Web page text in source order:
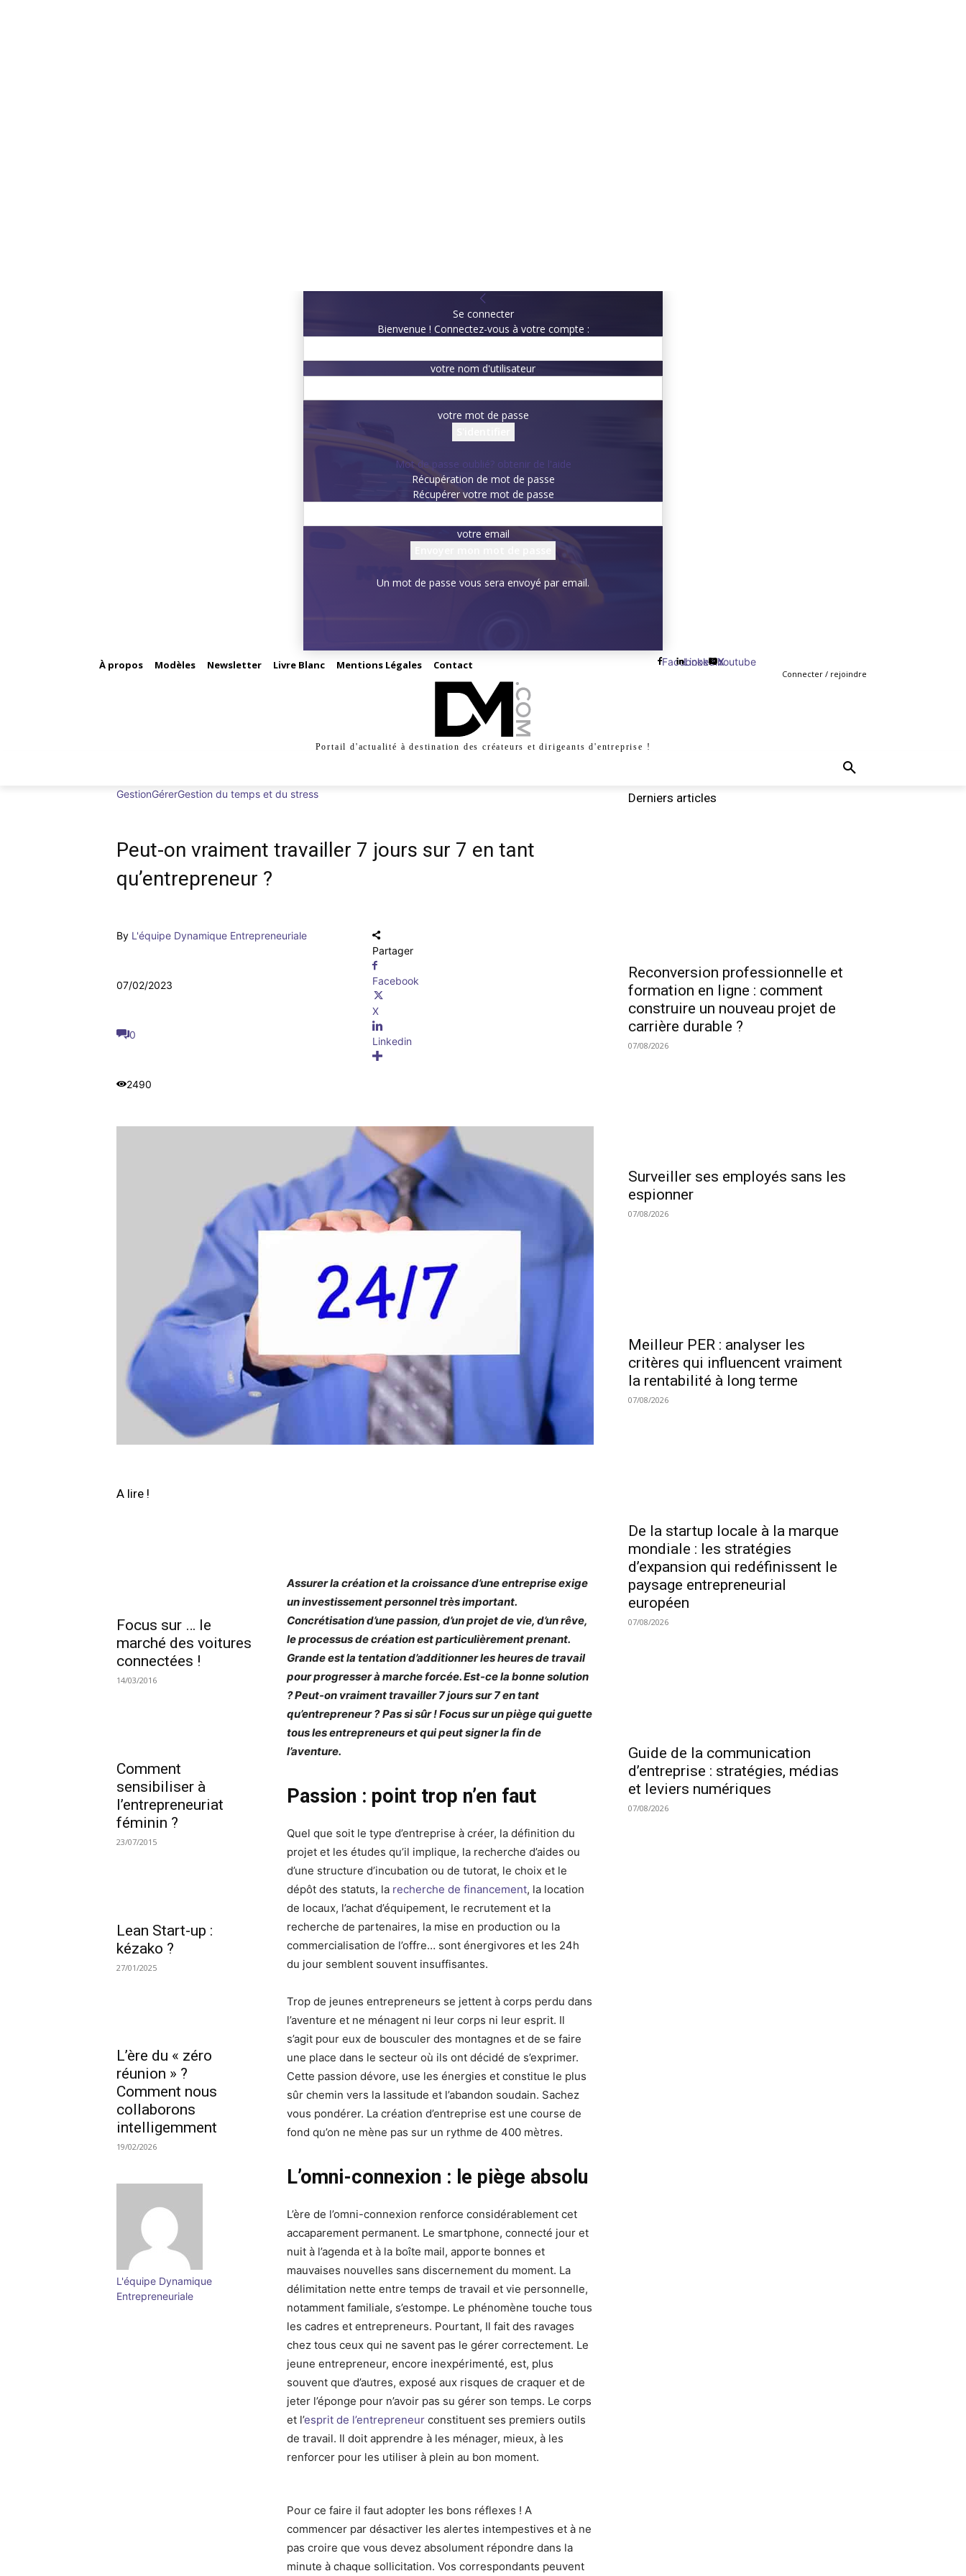
Se connecter
Bienvenue ! Connectez-vous à votre compte :
votre nom d'utilisateur
votre mot de passe
Mot de passe oublié? obtenir de l'aide
Récupération de mot de passe
Récupérer votre mot de passe
votre email
Un mot de passe vous sera envoyé par email.
À propos Modèles Newsletter Livre Blanc Mentions Légales Contact Facebook
Linkedin
X
Youtube
Connecter / rejoindre
Portail d'actualité à destination des créateurs et dirigeants d'entreprise !
GestionGérerGestion du temps et du stress
Peut-on vraiment travailler 7 jours sur 7 en tant
qu’entrepreneur ?
By L'équipe Dynamique Entrepreneuriale
07/02/2023
0
2490
Partager
Facebook
X
Linkedin
A lire !
Focus sur … le
marché des voitures
connectées !
14/03/2016
Comment
sensibiliser à
l’entrepreneuriat
féminin ?
23/07/2015
Lean Start-up :
kézako ?
27/01/2025
L’ère du « zéro
réunion » ?
Comment nous
collaborons
intelligemment
19/02/2026
L'équipe Dynamique
Entrepreneuriale
Assurer la création et la croissance d’une entreprise exige
un investissement personnel très important.
Concrétisation d’une passion, d’un projet de vie, d’un rêve,
le processus de création est particulièrement prenant.
Grande est la tentation d’additionner les heures de travail
pour progresser à marche forcée. Est-ce la bonne solution
? Peut-on vraiment travailler 7 jours sur 7 en tant
qu’entrepreneur ? Pas si sûr ! Focus sur un piège qui guette
tous les entrepreneurs et qui peut signer la fin de
l’aventure.
Passion : point trop n’en faut
Quel que soit le type d’entreprise à créer, la définition du
projet et les études qu’il implique, la recherche d’aides ou
d’une structure d’incubation ou de tutorat, le choix et le
dépôt des statuts, la recherche de financement, la location
de locaux, l’achat d’équipement, le recrutement et la
recherche de partenaires, la mise en production ou la
commercialisation de l’offre… sont énergivores et les 24h
du jour semblent souvent insuffisantes.
Trop de jeunes entrepreneurs se jettent à corps perdu dans
l’aventure et ne ménagent ni leur corps ni leur esprit. Il
s’agit pour eux de bousculer des montagnes et de se faire
une place dans le secteur où ils ont décidé de s’exprimer.
Cette passion dévore, use les énergies et constitue le plus
sûr chemin vers la lassitude et l’abandon soudain. Sachez
vous pondérer. La création d’entreprise est une course de
fond qu’on ne mène pas sur un rythme de 400 mètres.
L’omni-connexion : le piège absolu
L’ère de l’omni-connexion renforce considérablement cet
accaparement permanent. Le smartphone, connecté jour et
nuit à l’agenda et à la boîte mail, apporte bonnes et
mauvaises nouvelles sans discernement du moment. La
délimitation nette entre temps de travail et vie personnelle,
notamment familiale, s’estompe. Le phénomène touche tous
les cadres et entrepreneurs. Pourtant, Il fait des ravages
chez tous ceux qui ne savent pas le gérer correctement. Le
jeune entrepreneur, encore inexpérimenté, est, plus
souvent que d’autres, exposé aux risques de craquer et de
jeter l’éponge pour n’avoir pas su gérer son temps. Le corps
et l’esprit de l’entrepreneur constituent ses premiers outils
de travail. Il doit apprendre à les ménager, mieux, à les
renforcer pour les utiliser à plein au bon moment.
Pour ce faire il faut adopter les bons réflexes ! A
commencer par désactiver les alertes intempestives et à ne
pas croire que vous devez absolument répondre dans la
minute à chaque sollicitation. Vos correspondants peuvent
Derniers articles
Reconversion professionnelle et
formation en ligne : comment
construire un nouveau projet de
carrière durable ?
07/08/2026
Surveiller ses employés sans les
espionner
07/08/2026
Meilleur PER : analyser les
critères qui influencent vraiment
la rentabilité à long terme
07/08/2026
De la startup locale à la marque
mondiale : les stratégies
d’expansion qui redéfinissent le
paysage entrepreneurial
européen
07/08/2026
Guide de la communication
d’entreprise : stratégies, médias
et leviers numériques
07/08/2026